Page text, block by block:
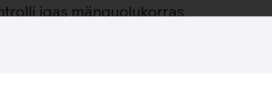
igas mänguolukorras.
disaini ja mängimiseks vajalikud funktsioonid,
nelja eelseadistatud taseme vahel mugavalt
mis võimaldavad kiiret juurdepääsu peamistele
ka strateegilisteks käskudeks. Hiire kerge ja